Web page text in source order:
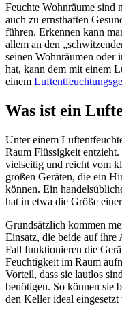
Feuchte Wohnräume sind
auch zu ernsthaften
führen. Erkennen kann
allem an den
seinen Wohnräumen
hat, kann dem mit einem
einem
Was ist ein
Unter einem
Raum Flüssigkeit
vielseitig und reicht vom
großen Geräten, die ein
können. Ein
hat in etwa die Größe
Grundsätzlich kommen
Einsatz, die beide auf ihre
Fall funktionieren die
Feuchtigkeit im Raum
Vorteil, dass sie lautlos
benötigen. So können sie
den Keller ideal eingesetzt